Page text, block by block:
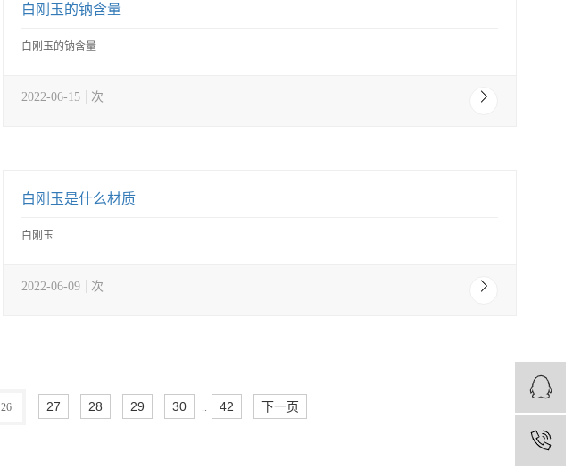
白刚玉的钠含量
白刚玉的钠含量
2022-06-15 次
白刚玉是什么材质
白刚玉
2022-06-09 次
26 27 28 29 30 .. 42 下一页